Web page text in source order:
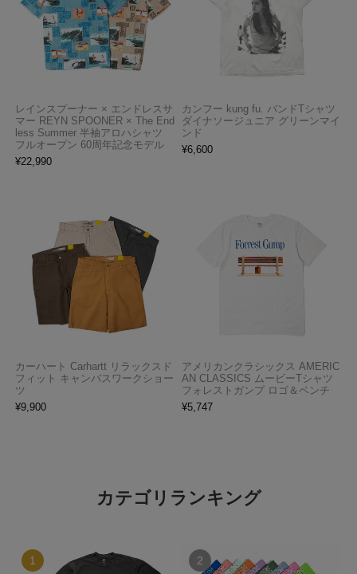
レインスプーナー × エンドレスサ
マー REYN SPOONER × The End
less Summer 半袖アロハシャツ
フルオープン 60周年記念モデル
¥22,990
カンフー kung fu. バンドTシャツ
ダイナソージュニア グリーンマイ
ンド
¥6,600
カーハート Carhartt リラックスド
フィット キャンバスワークショー
ツ
¥9,900
アメリカンクラシックス AMERIC
AN CLASSICS ムービーTシャツ
フォレストガンプ ロゴ＆ベンチ
¥5,747
カテゴリランキング